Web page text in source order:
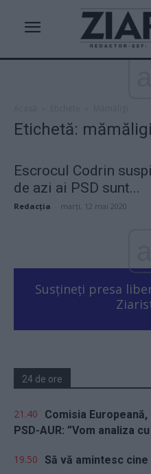
Etichetă: mămăligi
Escrocul Codrin
de azi ai PSD sunt...
Redacţia marți, 12 mai 2020
Susțineți presa
24 de ore
21.40
Comisia
PSD-AUR: ”Vom analiza
19.50 Să vă amintesc cine